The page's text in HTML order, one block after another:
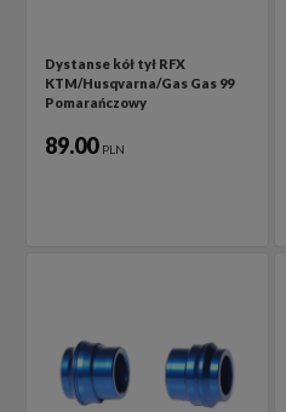
Dystanse kół tył RFX
KTM/Husqvarna/Gas Gas 99
Pomarańczowy
89.00 PLN